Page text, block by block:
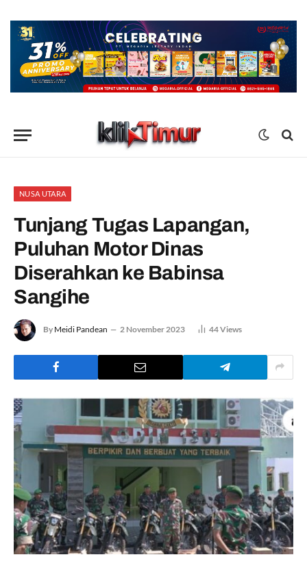
NUSA UTARA
Tunjang Tugas Lapangan,
Puluhan Motor Dinas
Diserahkan ke Babinsa
Sangihe
By Meidi Pandean 2 November 2023 44Views